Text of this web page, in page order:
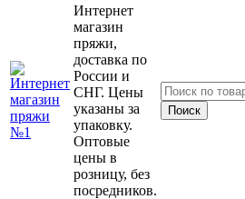
Интернет
магазин
пряжи,
доставка по
России и
СНГ. Цены
указаны за
упаковку.
Оптовые
цены в
розницу, без
посредников.